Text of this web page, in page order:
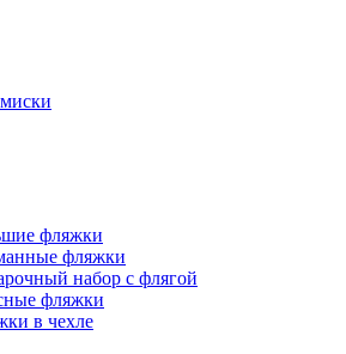
фляжки
фляжки
набор с флягой
фляжки
в чехле